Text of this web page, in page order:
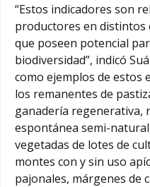
“Estos indicadores son
productores en distintos
que poseen potencial
biodiversidad”, indicó
como ejemplos de estos
los remanentes de
ganadería regenerativa,
espontánea semi-
vegetadas de lotes de
montes con y sin uso
pajonales, márgenes de